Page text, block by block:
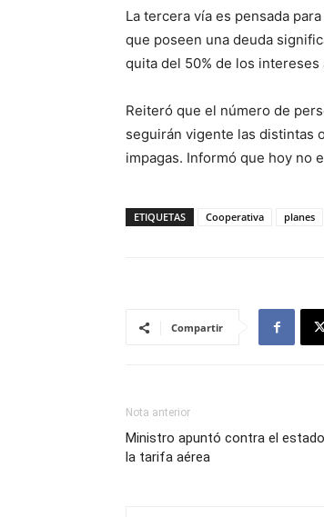
La tercera vía es pensada
que poseen una deuda
quita del 50% de los intereses
Reiteró que el número de
seguirán vigente las distintas
impagas. Informó que hoy no
ETIQUETAS Cooperativa planes
Compartir
Nota anterior
Ministro apuntó contra el
la tarifa aérea